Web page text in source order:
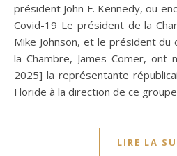
président John F. Kennedy, ou
Covid-19 Le président de la
Mike Johnson, et le président du
la Chambre, James Comer,
2025] la représentante
Floride à la direction de ce
LIRE LA